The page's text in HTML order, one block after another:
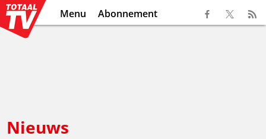
Menu Abonnement
Nieuws